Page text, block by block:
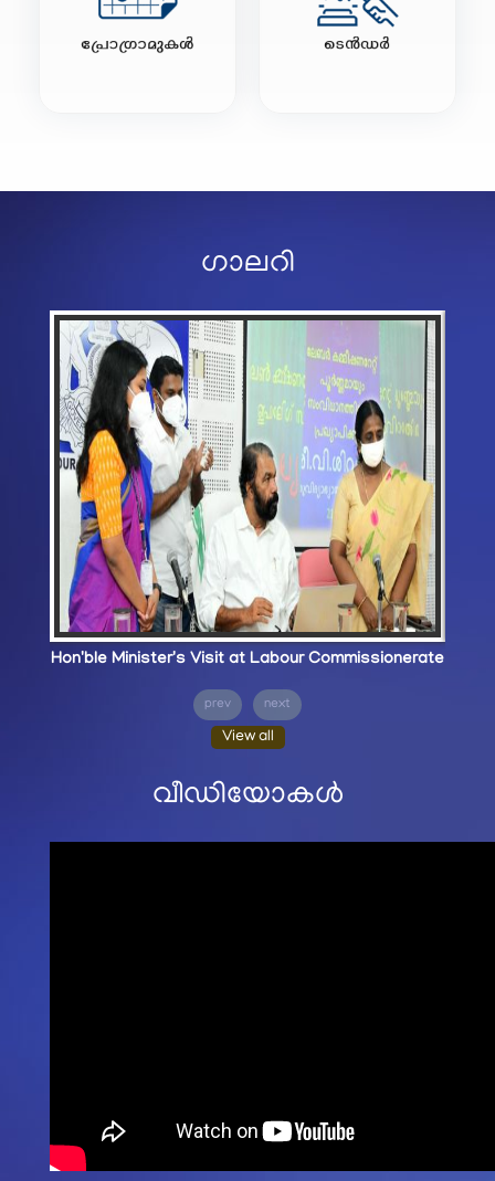
ഗാലറി
Hon'ble Minister's Visit at Labour Commissionerate
prev next
View all
വീഡിയോകൾ